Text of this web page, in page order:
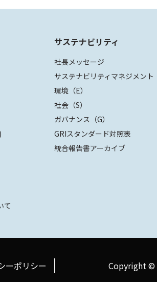
て
サステナビリティ
社長メッセージ
サステナビリティマネジメント
環境（E）
社会（S）
ガバナンス（G）
GRIスタンダード対照表
統合報告書アーカイブ
ーポリシー Copyright ©